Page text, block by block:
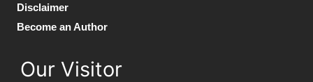
Disclaimer
Become an Author
Our Visitor